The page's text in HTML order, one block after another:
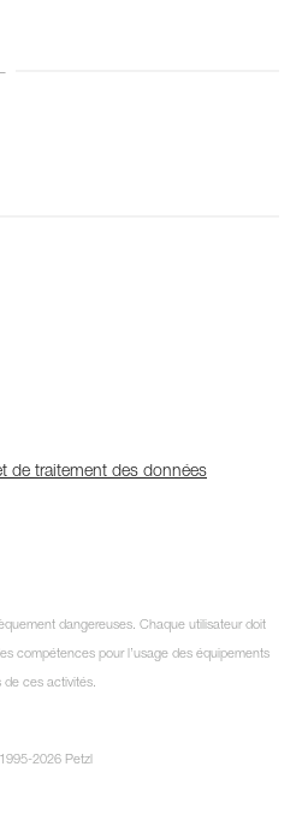
de traitement des données
dangereuses. Chaque utilisateur doit
compétences pour l’usage des équipements
de ces activités.
2026 Petzl